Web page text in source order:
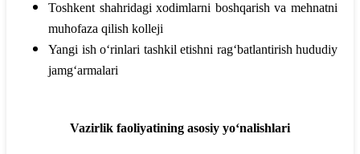
Toshkent shahridagi xodimlarni boshqarish va mehnatni
muhofaza qilish kolleji
Yangi ish o‘rinlari tashkil etishni rag‘batlantirish hududiy
jamg‘armalari
Vazirlik faoliyatining asosiy yo‘nalishlari